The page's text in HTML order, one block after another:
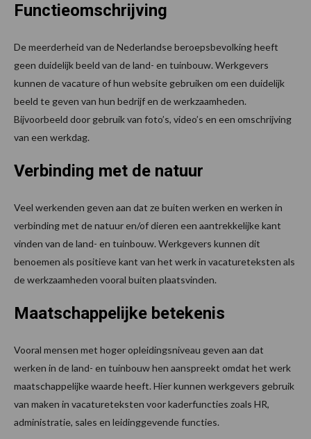
Functieomschrijving
De meerderheid van de Nederlandse beroepsbevolking heeft
geen duidelijk beeld van de land- en tuinbouw. Werkgevers
kunnen de vacature of hun website gebruiken om een duidelijk
beeld te geven van hun bedrijf en de werkzaamheden.
Bijvoorbeeld door gebruik van foto’s, video’s en een omschrijving
van een werkdag.
Verbinding met de natuur
Veel werkenden geven aan dat ze buiten werken en werken in
verbinding met de natuur en/of dieren een aantrekkelijke kant
vinden van de land- en tuinbouw. Werkgevers kunnen dit
benoemen als positieve kant van het werk in vacatureteksten als
de werkzaamheden vooral buiten plaatsvinden.
Maatschappelijke betekenis
Vooral mensen met hoger opleidingsniveau geven aan dat
werken in de land- en tuinbouw hen aanspreekt omdat het werk
maatschappelijke waarde heeft. Hier kunnen werkgevers gebruik
van maken in vacatureteksten voor kaderfuncties zoals HR,
administratie, sales en leidinggevende functies.